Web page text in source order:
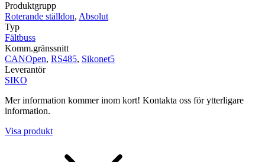
Produktgrupp
Roterande ställdon, Absolut
Typ
Fältbuss
Komm.gränssnitt
CANOpen, RS485, Sikonet5
Leverantör
SIKO
Mer information kommer inom kort! Kontakta oss för ytterligare
information.
Visa produkt